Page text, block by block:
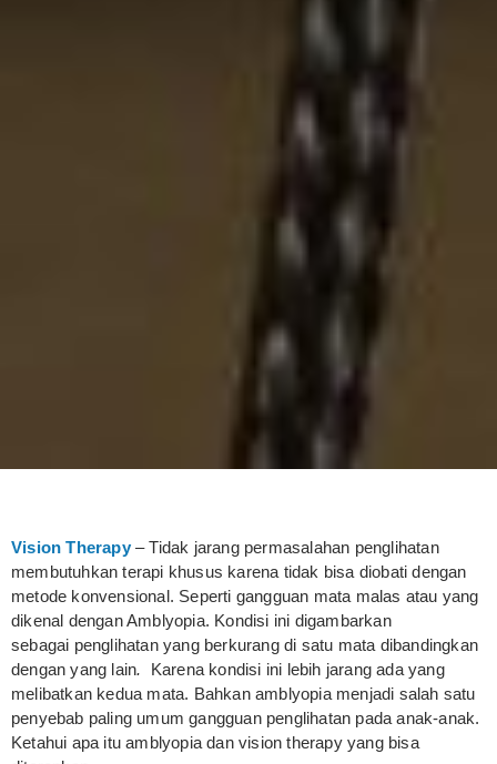
Vision Therapy – Tidak jarang permasalahan penglihatan
membutuhkan terapi khusus karena tidak bisa diobati dengan
metode konvensional. Seperti gangguan mata malas atau yang
dikenal dengan Amblyopia. Kondisi ini digambarkan
sebagai penglihatan yang berkurang di satu mata dibandingkan
dengan yang lain.
Karena kondisi ini lebih jarang ada yang
melibatkan kedua mata. Bahkan amblyopia menjadi salah satu
penyebab paling umum gangguan penglihatan pada anak-anak.
Ketahui apa itu amblyopia dan vision therapy yang bisa